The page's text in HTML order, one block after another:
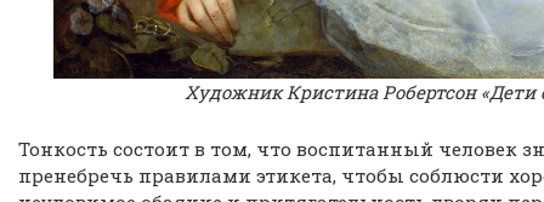
Художник Кристина Робертсон «Дети
Тонкость состоит в том, что воспитанный человек
пренебречь правилами этикета, чтобы соблюсти